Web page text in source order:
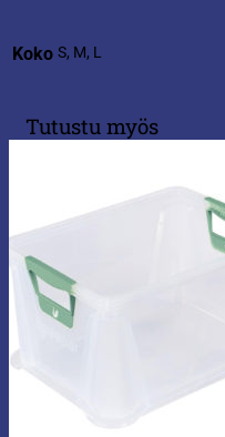
Koko S, M, L
Tutustu myös